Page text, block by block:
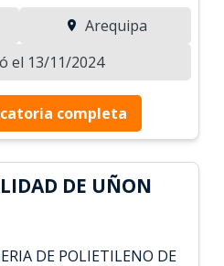
Arequipa
el 13/11/2024
completa
DE UÑON
DE POLIETILENO DE